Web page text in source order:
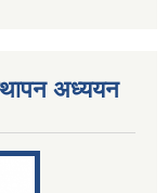
अध्ययन